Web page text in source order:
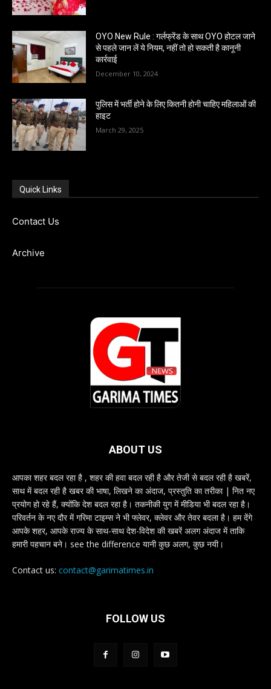
OYO New Rule : गर्लफ्रेंड के साथ OYO होटल जाने
से पहले जान लें ये नियम, नहीं तो हो सकती है कानूनी
कार्रवाई
December 10, 2024
पुलिस में भर्ती होने के लिए कितनी होनी चाहिए महिलाओं की
हाइट
March 29, 2025
Quick Links
Contact Us
Archive
ABOUT US
आपका शहर बदल रहा है , शहर की हवा बदल रही है और तेजी से बदल रही है खबरें,
साथ में बदल रही है खबर की भाषा, लिखने का अंदाज, प्रस्तुति का तरीका | नित नए
प्रयोग हो रहे हैं, क्योंकि देश बदल रहा है। तकनीकी युग में मीडिया भी बदल रहा है।
परिवर्तन के नए दौर में गरिमा टाइम्स ने भी फ्लेवर, क्लेवर और तेवर बदला है। हम देंगे
आपके शहर, आपके राज्य के साथ-साथ देश-विदेश की खबरें अलग अंदाज में ताकि
हमारी पहचान बने। see the difference यानी कुछ अलग, कुछ नयी।
Contact us: contact@garimatimes.in
FOLLOW US